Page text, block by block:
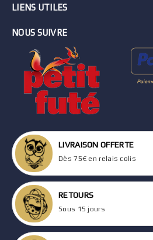
LIENS UTILES
NOUS SUIVRE
LIVRAISON OFFERTE
Dès 75€ en relais colis
RETOURS
Sous 15 jours